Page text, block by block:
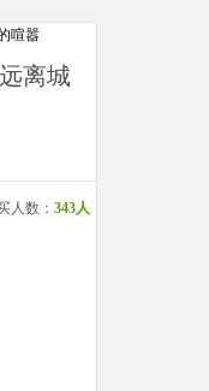
离城
人数： 343人